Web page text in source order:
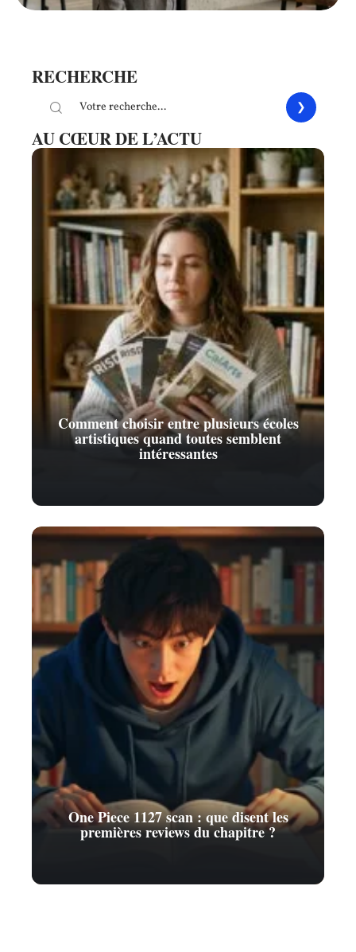
RECHERCHE
AU CŒUR DE L’ACTU
Comment choisir entre plusieurs écoles
artistiques quand toutes semblent
intéressantes
One Piece 1127 scan : que disent les
premières reviews du chapitre ?